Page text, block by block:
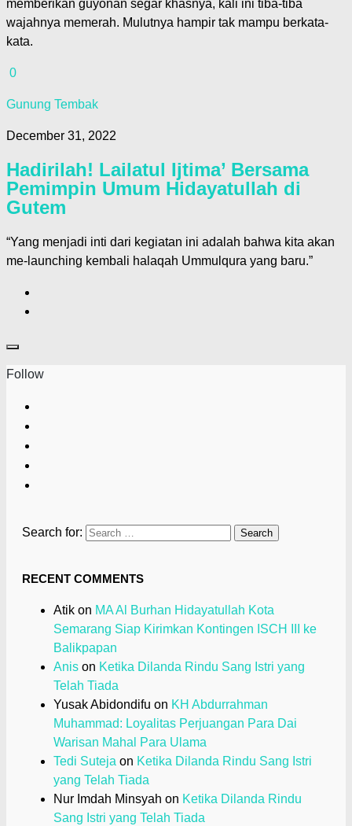
memberikan guyonan segar khasnya, kali ini tiba-tiba
wajahnya memerah. Mulutnya hampir tak mampu berkata-
kata.
0
Gunung Tembak
December 31, 2022
Hadirilah! Lailatul Ijtima’ Bersama
Pemimpin Umum Hidayatullah di
Gutem
“Yang menjadi inti dari kegiatan ini adalah bahwa kita akan
me-launching kembali halaqah Ummulqura yang baru.”
Follow
Search for:
RECENT COMMENTS
Atik on MA Al Burhan Hidayatullah Kota
Semarang Siap Kirimkan Kontingen ISCH III ke
Balikpapan
Anis on Ketika Dilanda Rindu Sang Istri yang
Telah Tiada
Yusak Abidondifu on KH Abdurrahman
Muhammad: Loyalitas Perjuangan Para Dai
Warisan Mahal Para Ulama
Tedi Suteja on Ketika Dilanda Rindu Sang Istri
yang Telah Tiada
Nur Imdah Minsyah on Ketika Dilanda Rindu
Sang Istri yang Telah Tiada